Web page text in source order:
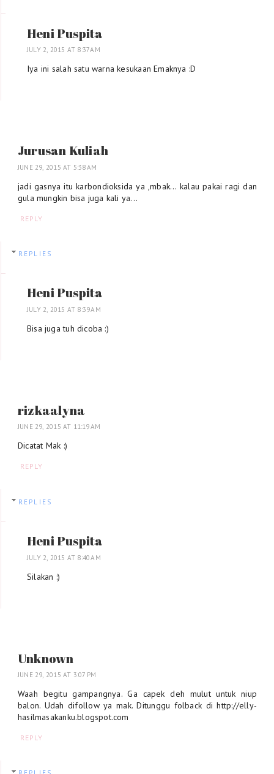
Heni Puspita
JULY 2, 2015 AT 8:37 AM
Iya ini salah satu warna kesukaan Emaknya :D
Jurusan Kuliah
JUNE 29, 2015 AT 5:38 AM
jadi gasnya itu karbondioksida ya ,mbak... kalau pakai ragi dan
gula mungkin bisa juga kali ya...
REPLY
REPLIES
Heni Puspita
JULY 2, 2015 AT 8:39 AM
Bisa juga tuh dicoba :)
rizkaalyna
JUNE 29, 2015 AT 11:19 AM
Dicatat Mak :)
REPLY
REPLIES
Heni Puspita
JULY 2, 2015 AT 8:40 AM
Silakan :)
Unknown
JUNE 29, 2015 AT 3:07 PM
Waah begitu gampangnya. Ga capek deh mulut untuk niup
balon. Udah difollow ya mak. Ditunggu folback di http://elly-
hasilmasakanku.blogspot.com
REPLY